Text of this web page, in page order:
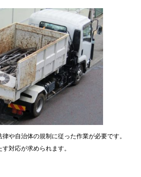
や自治体の規制に従った作業が必要です。
対応が求められます。